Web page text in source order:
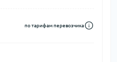
по тарифам перевозчика